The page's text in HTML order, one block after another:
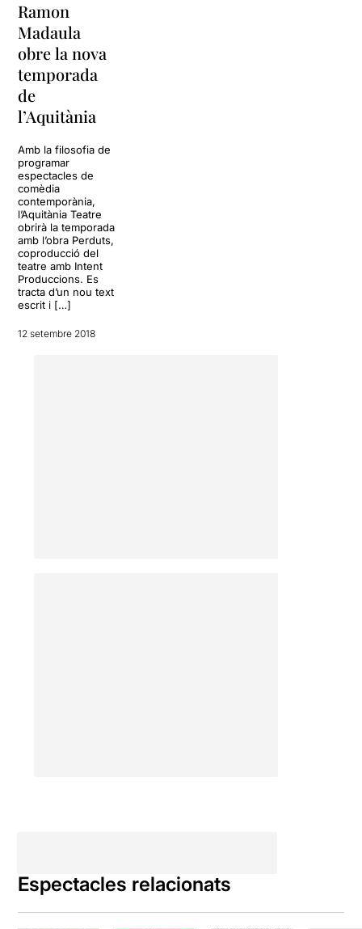
Ramon
Madaula
obre la nova
temporada
de
l’Aquitània
Amb la filosofia de
programar
espectacles de
comèdia
contemporània,
l’Aquitània Teatre
obrirà la temporada
amb l’obra Perduts,
coproducció del
teatre amb Intent
Produccions. Es
tracta d’un nou text
escrit i […]
12 setembre 2018
Espectacles relacionats